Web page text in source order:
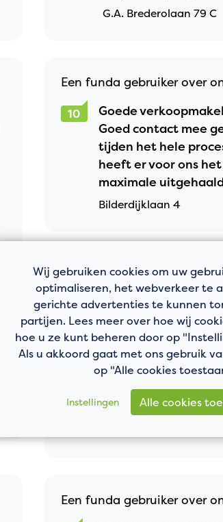
heeft mij veel zorg uit
G.A. Brederolaan 79 C
Een funda gebruiker over
10
Goede
Goed contact mee
tijden het hele
heeft er voor ons het
maximale
Bilderdijklaan 4
Een funda gebruiker over
10
Deskundige en
makelaar.
terugkoppeling na
bezichtiging.
verloopt soepel.
begeleiding in het
huis.
Een funda gebruiker over
Wij gebruiken cookies om uw
optimaliseren, het webverkeer te
gerichte advertenties te kunnen
partijen. Lees meer over hoe wij
hoe u ze kunt beheren door op
Als u akkoord gaat met ons gebruik
op "Alle cookies
Instellingen Alle cookies